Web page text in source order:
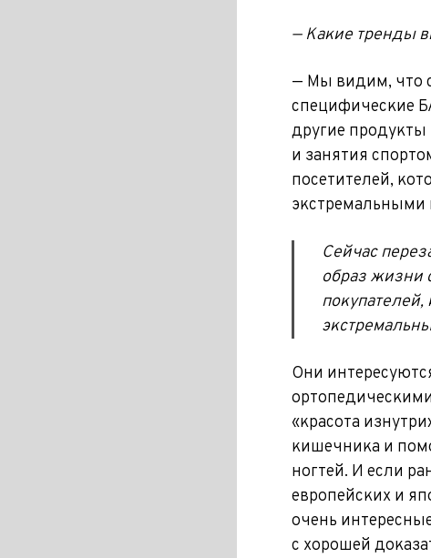
— Какие тренды
— Мы видим, что
специфические
другие
и занятия
посетителей,
экстремальными
Сейчас
образ жизни
Они
«красота
кишечника и
ногтей. И если
европейских и
очень
с хорошей